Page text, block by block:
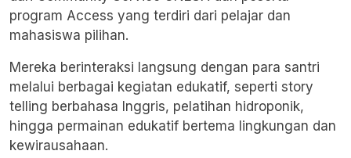
program Access yang terdiri dari pelajar dan
mahasiswa pilihan.
Mereka berinteraksi langsung dengan para santri
melalui berbagai kegiatan edukatif, seperti story
telling berbahasa Inggris, pelatihan hidroponik,
hingga permainan edukatif bertema lingkungan dan
kewirausahaan.